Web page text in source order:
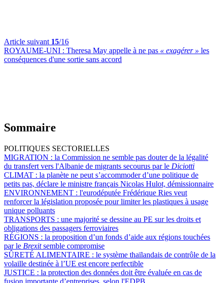
Article suivant 15/16
ROYAUME-UNI : Theresa May appelle à ne pas « exagérer » les
conséquences d'une sortie sans accord
Sommaire
POLITIQUES SECTORIELLES
MIGRATION : la Commission ne semble pas douter de la légalité
du transfert vers l'Albanie de migrants secourus par le Diciotti
CLIMAT : la planète ne peut s’accommoder d’une politique de
petits pas, déclare le ministre français Nicolas Hulot, démissionnaire
ENVIRONNEMENT : l'eurodéputée Frédérique Ries veut
renforcer la législation proposée pour limiter les plastiques à usage
unique polluants
TRANSPORTS : une majorité se dessine au PE sur les droits et
obligations des passagers ferroviaires
RÉGIONS : la proposition d’un fonds d’aide aux régions touchées
par le Brexitsemble compromise
SÛRETÉ ALIMENTAIRE : le système thaïlandais de contrôle de la
volaille destinée à l’UE est encore perfectible
JUSTICE : la protection des données doit être évaluée en cas de
fusion importante d’entreprises, selon l'EDPB